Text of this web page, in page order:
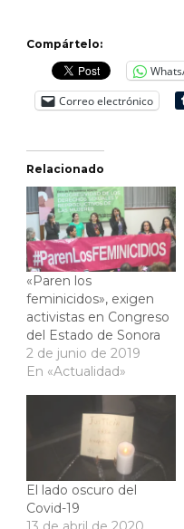
Compártelo:
Correo electrónico
Relacionado
«Paren los
feminicidos», exigen
activistas en Congreso
del Estado de Sonora
2 de junio de 2019
En «Actualidad»
El lado oscuro del
Covid-19